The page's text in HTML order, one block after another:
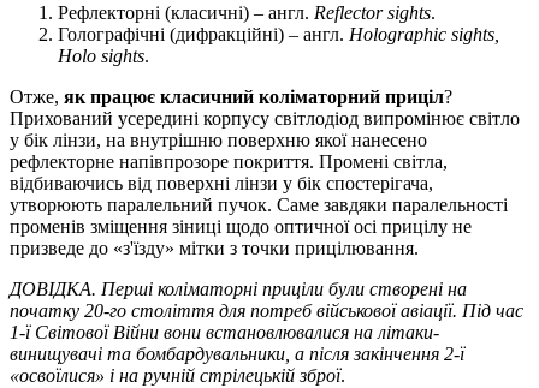
Рефлекторні (класичні) – англ. Reflector sights.
Голографічні (дифракційні) – англ. Holographic sights,
Holo sights.
Отже, як працює класичний коліматорний приціл?
Прихований усередині корпусу світлодіод випромінює світло
у бік лінзи, на внутрішню поверхню якої нанесено
рефлекторне напівпрозоре покриття. Промені світла,
відбиваючись від поверхні лінзи у бік спостерігача,
утворюють паралельний пучок. Саме завдяки паралельності
променів зміщення зіниці щодо оптичної осі прицілу не
призведе до «з'їзду» мітки з точки прицілювання.
ДОВІДКА. Перші коліматорні приціли були створені на
початку 20-го століття для потреб військової авіації. Під час
1-ї Світової Війни вони встановлювалися на літаки-
винищувачі та бомбардувальники, а після закінчення 2-ї
«освоїлися» і на ручній стрілецькій зброї.